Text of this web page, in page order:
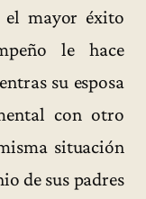
mayor éxito
le hace
su esposa
con otro
situación
de sus padres